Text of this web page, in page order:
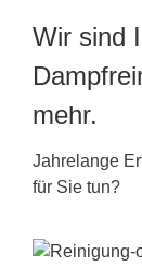
Wir sind
mehr.
Jahrelange
für Sie tun?